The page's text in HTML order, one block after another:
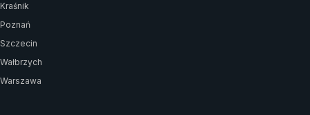
Kraśnik
Poznań
Szczecin
Wałbrzych
Warszawa